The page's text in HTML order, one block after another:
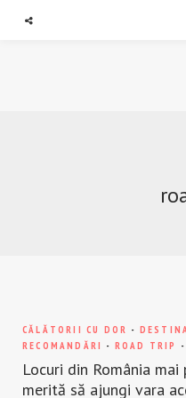
CĂLĂTORII CU DOR -
RECOMANDĂRI - ROAD TRIP
Locuri din România
merită să ajungi vara